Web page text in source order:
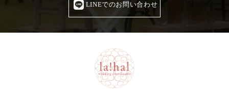
LINEでのお問い合わせ